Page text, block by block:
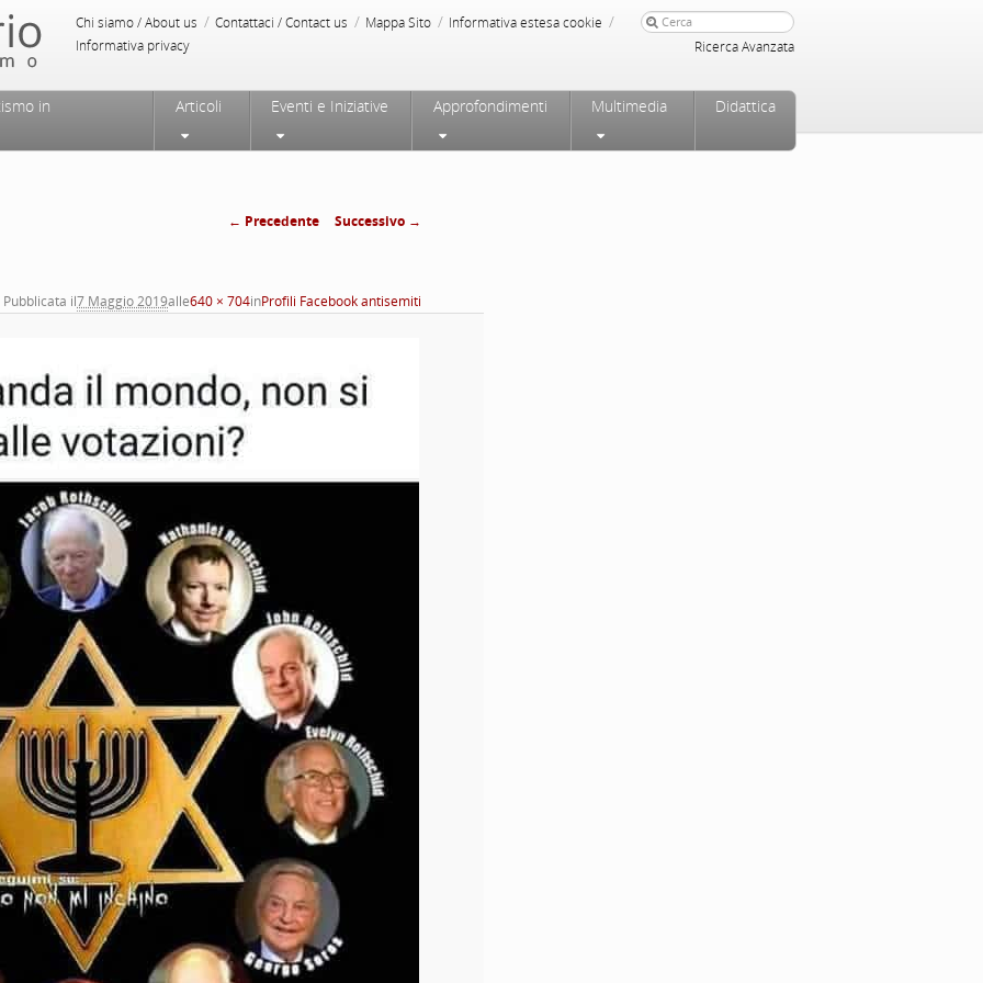
Chi siamo / About us / Contattaci / Contact us / Mappa Sito / Informativa estesa cookie /
Informativa privacy Ricerca Avanzata
in
Articoli Eventi e Iniziative Approfondimenti Multimedia Didattica
← Precedente Successivo →
Pubblicata il7 Maggio 2019alle640 × 704inProfili Facebook antisemiti